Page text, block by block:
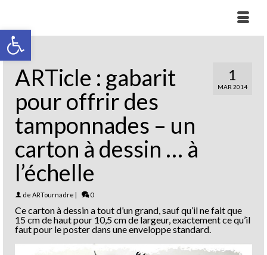
Ouvrir la barre d’outils
1
MAR 2014
ARTicle : gabarit
pour offrir des
tamponnades – un
carton à dessin … à
l’échelle
de ARTournadre | 0
Ce carton à dessin a tout d’un grand, sauf qu’il ne fait que
15 cm de haut pour 10,5 cm de largeur, exactement ce qu’il
faut pour le poster dans une enveloppe standard.